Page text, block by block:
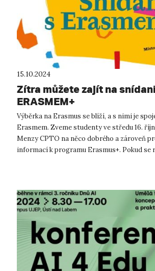
15.10.2024
Zítra můžete zajít na
ERASMEM+
Výběrka na Erasmus se blíží, a s nimi je
Erasmem. Zveme studenty ve středu 16.
Menzy CPTO na něco dobrého a zároveň
informací k programu Erasmus+. Pokud se